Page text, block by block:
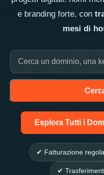
e branding forte, con
mesi di
Esplora Tutti i
✔ Fatturazione
✔